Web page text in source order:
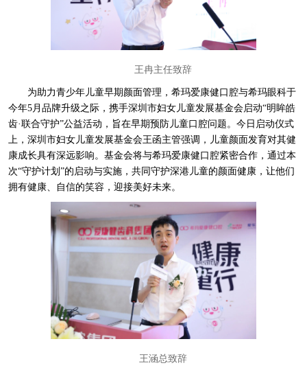
王冉主任致辞
为助力青少年儿童早期颜面管理，希玛爱康健口腔与希玛眼科于
今年5月品牌升级之际，携手深圳市妇女儿童发展基金会启动“明眸皓
齿·联合守护”公益活动，旨在早期预防儿童口腔问题。今日启动仪式
上，深圳市妇女儿童发展基金会王函主管强调，儿童颜面发育对其健
康成长具有深远影响。基金会将与希玛爱康健口腔紧密合作，通过本
次“守护计划”的启动与实施，共同守护深港儿童的颜面健康，让他们
拥有健康、自信的笑容，迎接美好未来。
王涵总致辞